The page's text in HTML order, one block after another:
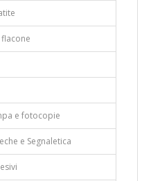
e fotocopie
e Segnaletica